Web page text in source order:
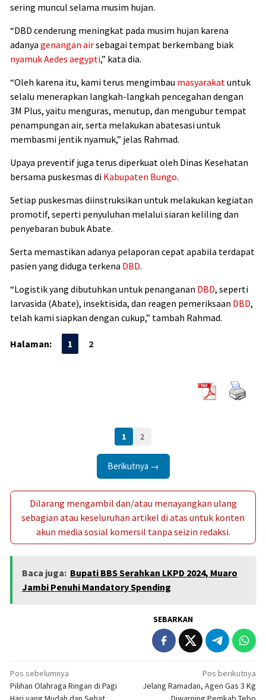
sering muncul selama musim hujan.
“DBD cenderung meningkat pada musim hujan karena
adanya genangan airsebagai tempat berkembang biak
nyamuk Aedes aegypti,” kata dia.
“Oleh karena itu, kami terus mengimbau masyarakat untuk
selalu menerapkan langkah-langkah pencegahan dengan
3M Plus, yaitu menguras, menutup, dan mengubur tempat
penampungan air, serta melakukan abatesasi untuk
membasmi jentik nyamuk,” jelas Rahmad.
Upaya preventif juga terus diperkuat oleh Dinas Kesehatan
bersama puskesmas di Kabupaten Bungo.
Setiap puskesmas diinstruksikan untuk melakukan kegiatan
promotif, seperti penyuluhan melalui siaran keliling dan
penyebaran bubuk Abate.
Serta memastikan adanya pelaporan cepat apabila terdapat
pasien yang diduga terkena DBD.
“Logistik yang dibutuhkan untuk penanganan DBD, seperti
larvasida (Abate), insektisida, dan reagen pemeriksaan DBD,
telah kami siapkan dengan cukup,” tambah Rahmad.
Halaman: 1 2
1 2
Berikutnya →
Dilarang mengambil dan/atau menayangkan ulang
sebagian atau keseluruhan artikel di atas untuk konten
akun media sosial komersil tanpa seizin redaksi.
Baca juga: Bupati BBS Serahkan LKPD 2024, Muaro
Jambi Penuhi Mandatory Spending
SEBARKAN
Navigasi
pos
Pos sebelumnya
Pilihan Olahraga Ringan di Pagi
Pos berikutnya
Jelang Ramadan, Agen Gas 3 Kg